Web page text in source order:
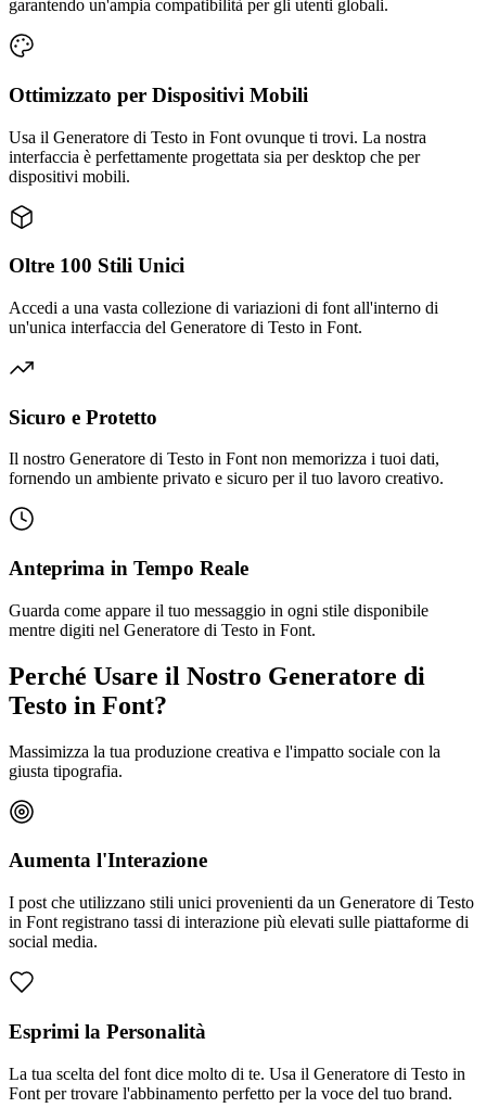
garantendo un'ampia compatibilità per gli utenti globali.
Ottimizzato per Dispositivi Mobili
Usa il Generatore di Testo in Font ovunque ti trovi. La nostra
interfaccia è perfettamente progettata sia per desktop che per
dispositivi mobili.
Oltre 100 Stili Unici
Accedi a una vasta collezione di variazioni di font all'interno di
un'unica interfaccia del Generatore di Testo in Font.
Sicuro e Protetto
Il nostro Generatore di Testo in Font non memorizza i tuoi dati,
fornendo un ambiente privato e sicuro per il tuo lavoro creativo.
Anteprima in Tempo Reale
Guarda come appare il tuo messaggio in ogni stile disponibile
mentre digiti nel Generatore di Testo in Font.
Perché Usare il Nostro Generatore di
Testo in Font?
Massimizza la tua produzione creativa e l'impatto sociale con la
giusta tipografia.
Aumenta l'Interazione
I post che utilizzano stili unici provenienti da un Generatore di Testo
in Font registrano tassi di interazione più elevati sulle piattaforme di
social media.
Esprimi la Personalità
La tua scelta del font dice molto di te. Usa il Generatore di Testo in
Font per trovare l'abbinamento perfetto per la voce del tuo brand.